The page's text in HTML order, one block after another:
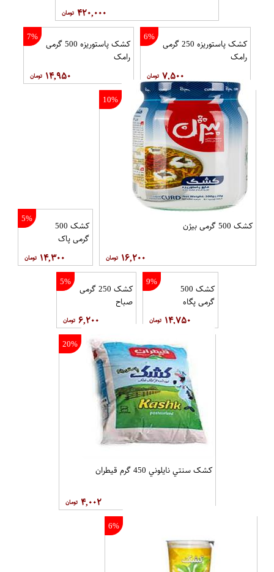
۴۲۰,۰۰۰
6%
کشک پاستوریزه 250 گرمی
رامک
۷,۵۰۰
7%
کشک پاستوریزه 500 گرمی
رامک
۱۴,۹۵۰
10%
کشک 500 گرمی بیژن
۱۶,۲۰۰
5%
کشک 500
گرمی پاک
۱۴,۳۰۰
9%
کشک 500
گرمی پگاه
۱۴,۷۵۰
5%
کشک 250 گرمی
صباح
۶,۲۰۰
20%
کشک سنتي نايلوني 450 گرم قيطران
۴,۰۰۲
6%